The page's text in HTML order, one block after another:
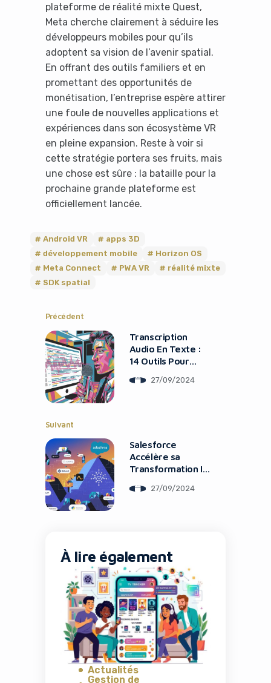
plateforme de réalité mixte Quest,
Meta cherche clairement à séduire les
développeurs mobiles pour qu’ils
adoptent sa vision de l’avenir spatial.
En offrant des outils familiers et en
promettant des opportunités de
monétisation, l’entreprise espère attirer
une foule de nouvelles applications et
expériences dans son écosystème VR
en pleine expansion. Reste à voir si
cette stratégie portera ses fruits, mais
une chose est sûre : la bataille pour la
prochaine grande plateforme est
officiellement lancée.
Android VR
apps 3D
développement mobile
Horizon OS
Meta Connect
PWA VR
réalité mixte
SDK spatial
Précédent
Transcription
Audio En Texte :
14 Outils Pour
27/09/2024
Suivant
Salesforce
Accélère sa
Transformation IA
un Mois27/09/2024
À lire également
Actualités
Gestion de